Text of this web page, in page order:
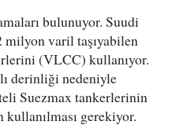
bulunuyor. Suudi
milyon varil taşıyabilen
(VLCC) kullanıyor.
derinliği nedeniyle
Suezmax tankerlerinin
gerekiyor.